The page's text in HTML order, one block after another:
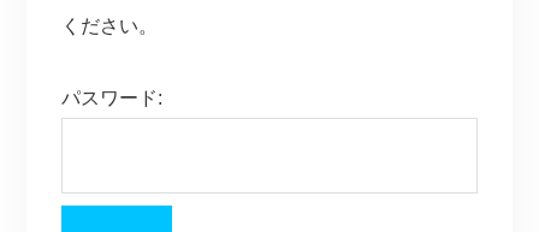
ください。
パスワード: